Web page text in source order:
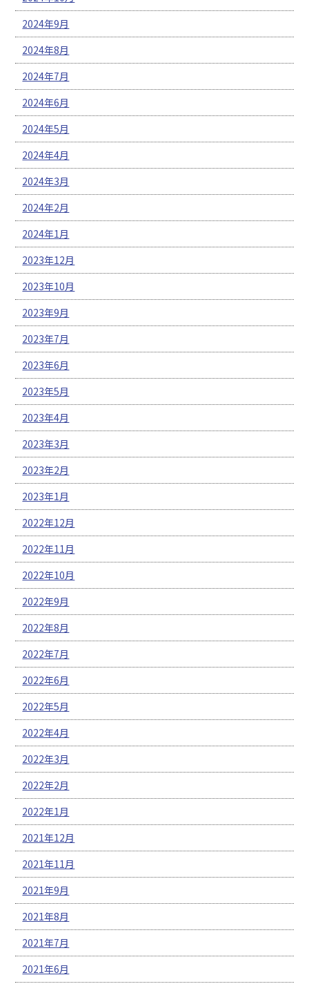
2024年9月
2024年8月
2024年7月
2024年6月
2024年5月
2024年4月
2024年3月
2024年2月
2024年1月
2023年12月
2023年10月
2023年9月
2023年7月
2023年6月
2023年5月
2023年4月
2023年3月
2023年2月
2023年1月
2022年12月
2022年11月
2022年10月
2022年9月
2022年8月
2022年7月
2022年6月
2022年5月
2022年4月
2022年3月
2022年2月
2022年1月
2021年12月
2021年11月
2021年9月
2021年8月
2021年7月
2021年6月